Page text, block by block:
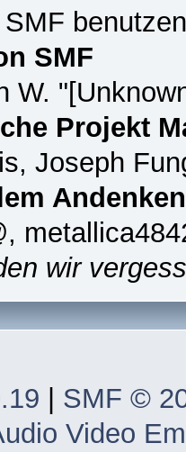
SMF
W.
Projekt
Joseph
wir
SMF ©
Video